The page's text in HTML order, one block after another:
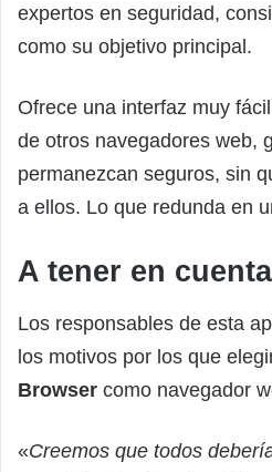
expertos en seguridad,
como su objetivo principal.
Ofrece una interfaz muy
de otros navegadores web,
permanezcan seguros, sin
a ellos. Lo que redunda en
A tener en cuenta
Los responsables de esta
los motivos por los que
Browser como navegador
«Creemos que todos